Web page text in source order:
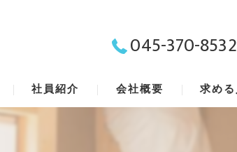
045-370-8532
社員紹介 会社概要
代表挨拶
求め